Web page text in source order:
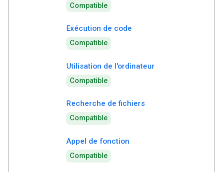
Compatible
Exécution de code
Compatible
Utilisation de l'ordinateur
Compatible
Recherche de fichiers
Compatible
Appel de fonction
Compatible